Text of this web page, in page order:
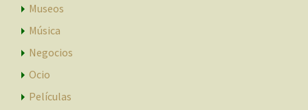
Museos
Música
Negocios
Ocio
Películas